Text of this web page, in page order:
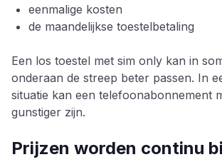
eenmalige kosten
de maandelijkse toestelbetaling
Een los toestel met sim only kan in
onderaan de streep beter passen. In
situatie kan een telefoonabonnement
gunstiger zijn.
Prijzen worden continu